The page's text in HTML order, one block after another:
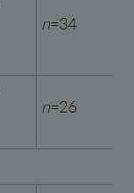
n=34
n=26